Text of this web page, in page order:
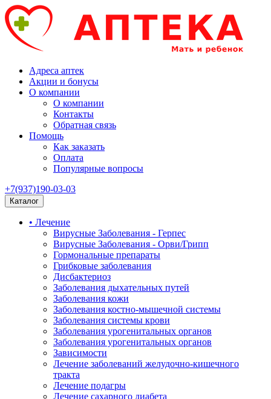
Адреса аптек
Акции и бонусы
О компании
О компании
Контакты
Обратная связь
Помощь
Как заказать
Оплата
Популярные вопросы
+7(937)190-03-03
Каталог
• Лечение
Вирусные Заболевания - Герпес
Вирусные Заболевания - Орви/Грипп
Гормональные препараты
Грибковые заболевания
Дисбактериоз
Заболевания дыхательных путей
Заболевания кожи
Заболевания костно-мышечной системы
Заболевания системы крови
Заболевания урогенитальных органов
Заболевания урогенитальных органов
Зависимости
Лечение заболеваний желудочно-кишечного
тракта
Лечение подагры
Лечение сахарного диабета